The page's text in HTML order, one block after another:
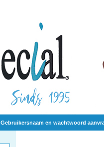
Gebruikersnaam en wachtwoord